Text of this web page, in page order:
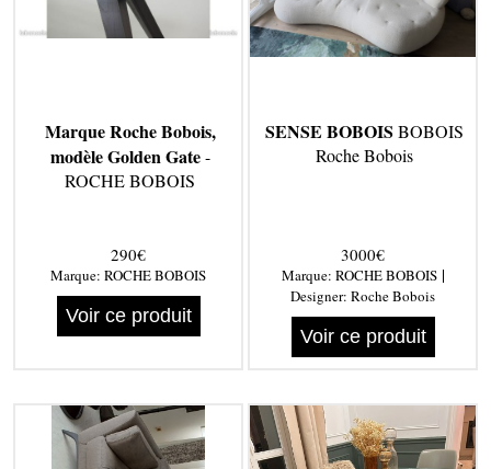
Marque Roche Bobois,
modèle Golden Gate-
ROCHE BOBOIS
290€
Marque: ROCHE BOBOIS
Voir ce produit
SENSE BOBOIS BOBOIS
Roche Bobois
3000€
Marque: ROCHE BOBOIS|
Designer: Roche Bobois
Voir ce produit